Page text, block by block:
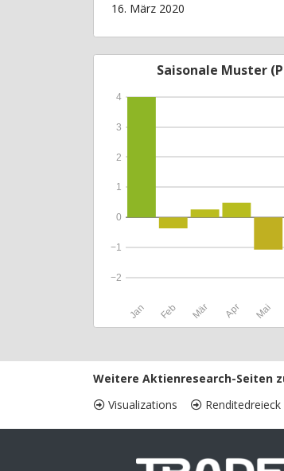
16. März 2020
Saisonale Muster
Jan Feb Mär Apr Mai
−2
−1
0
1
2
3
4
Weitere Aktienresearch-Seiten
Visualizations
Renditedreieck